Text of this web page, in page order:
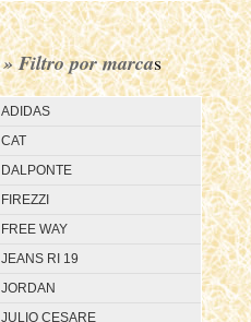
» Filtro por marcas
ADIDAS
CAT
DALPONTE
FIREZZI
FREE WAY
JEANS RI 19
JORDAN
JULIO CESARE